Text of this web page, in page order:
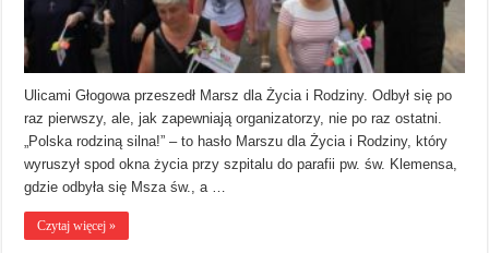
Ulicami Głogowa przeszedł Marsz dla Życia i Rodziny. Odbył się po
raz pierwszy, ale, jak zapewniają organizatorzy, nie po raz ostatni.
„Polska rodziną silna!” – to hasło Marszu dla Życia i Rodziny, który
wyruszył spod okna życia przy szpitalu do parafii pw. św. Klemensa,
gdzie odbyła się Msza św., a …
Czytaj więcej »